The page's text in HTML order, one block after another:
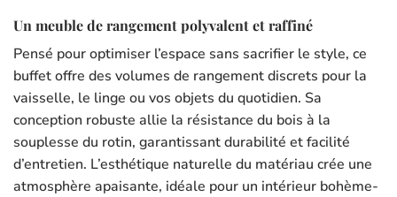
Un meuble de rangement polyvalent et raffiné
Pensé pour optimiser l’espace sans sacrifier le style, ce
buffet offre des volumes de rangement discrets pour la
vaisselle, le linge ou vos objets du quotidien. Sa
conception robuste allie la résistance du bois à la
souplesse du rotin, garantissant durabilité et facilité
d’entretien. L’esthétique naturelle du matériau crée une
atmosphère apaisante, idéale pour un intérieur bohème-